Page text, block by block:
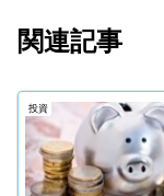
関連記事
投資